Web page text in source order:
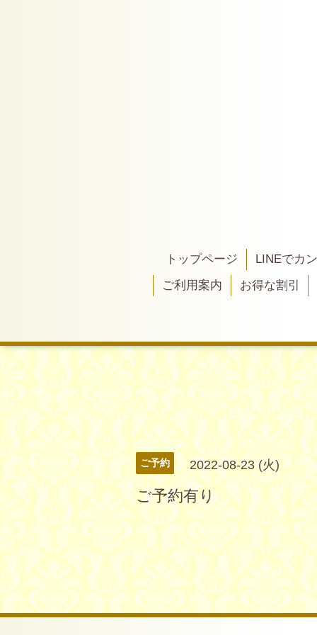
トップページ
LINEでカ
ご利用案内
お得な割引
ご予約 2022-08-23 (火)
ご予約有り